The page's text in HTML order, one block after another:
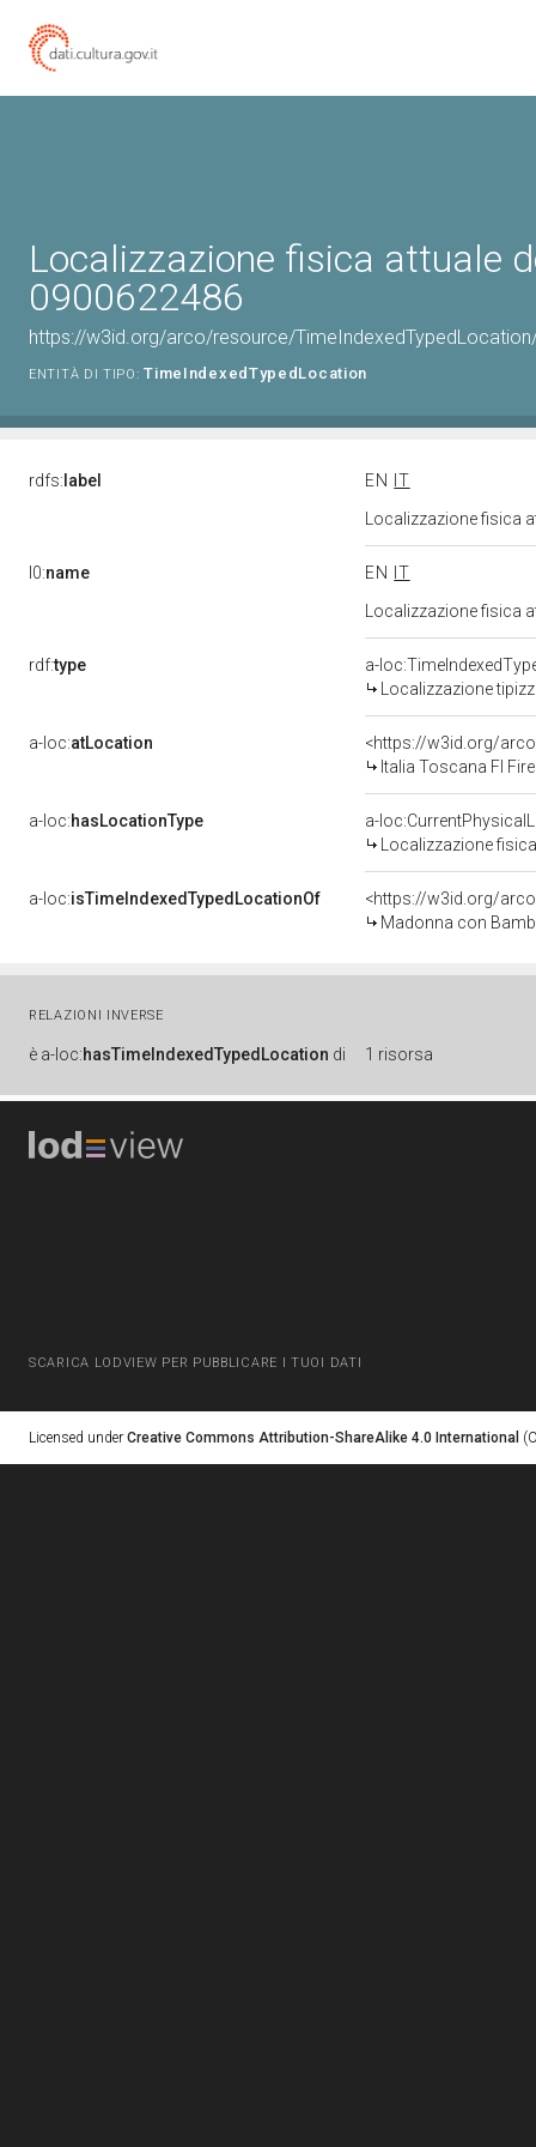
Localizzazione fisica attuale
0900622486
https://w3id.org/arco/resource/
ENTITÀ DI TIPO: TimeIndexedTypedLocation
rdfs: label EN
IT
Localizzazione fisica
l0:name EN
IT
Localizzazione fisica
rdf:type
a-
Localizzazione
a-loc:atLocation
<https://w3id.org/
Italia Toscana FI
a-loc:hasLocationType
a-
Localizzazione
a-loc:isTimeIndexedTypedLocationOf
<https://w3id.org/
Madonna con
RELAZIONI INVERSE
è a-loc:hasTimeIndexedTypedLocation di 1 risorsa
SCARICA LODVIEW PER PUBBLICARE I TUOI DATI
Licensed under Creative Commons Attribution-ShareAlike 4.0 International